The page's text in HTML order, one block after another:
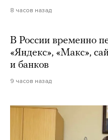
8 часов назад
В России временно
«Яндекс», «Макс»,
и банков
9 часов назад